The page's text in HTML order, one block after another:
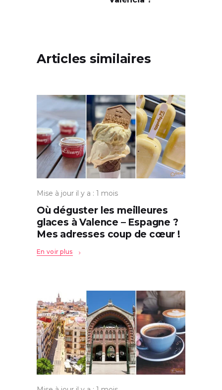
Articles similaires
Mise à jour il y a : 1 mois
Où déguster les meilleures
glaces à Valence – Espagne ?
Mes adresses coup de cœur !
En voir plus